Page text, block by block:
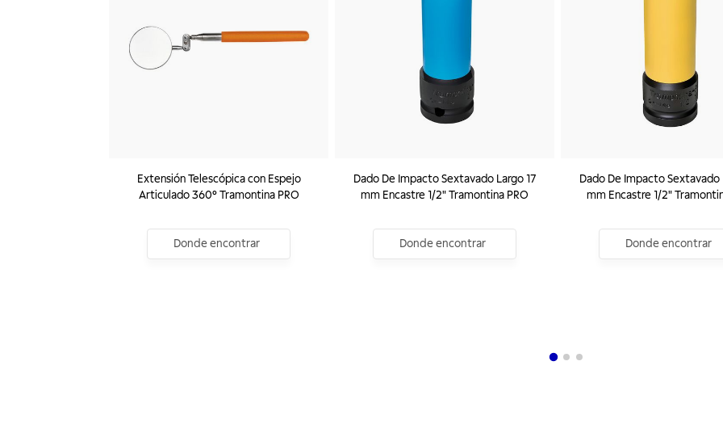
Extensión Telescópica con Espejo
Articulado 360° Tramontina PRO
Donde encontrar
Dado De Impacto Sextavado Largo 17
mm Encastre 1/2" Tramontina PRO
Donde encontrar
Dado De Impacto Sextavado
mm Encastre 1/2"
Donde encontrar